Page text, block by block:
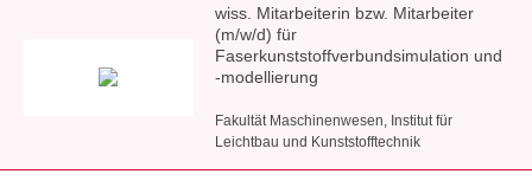
wiss. Mitarbeiterin bzw. Mitarbeiter
(m/w/d) für
Faserkunststoffverbundsimulation und
-modellierung
Fakultät Maschinenwesen, Institut für
Leichtbau und Kunststofftechnik